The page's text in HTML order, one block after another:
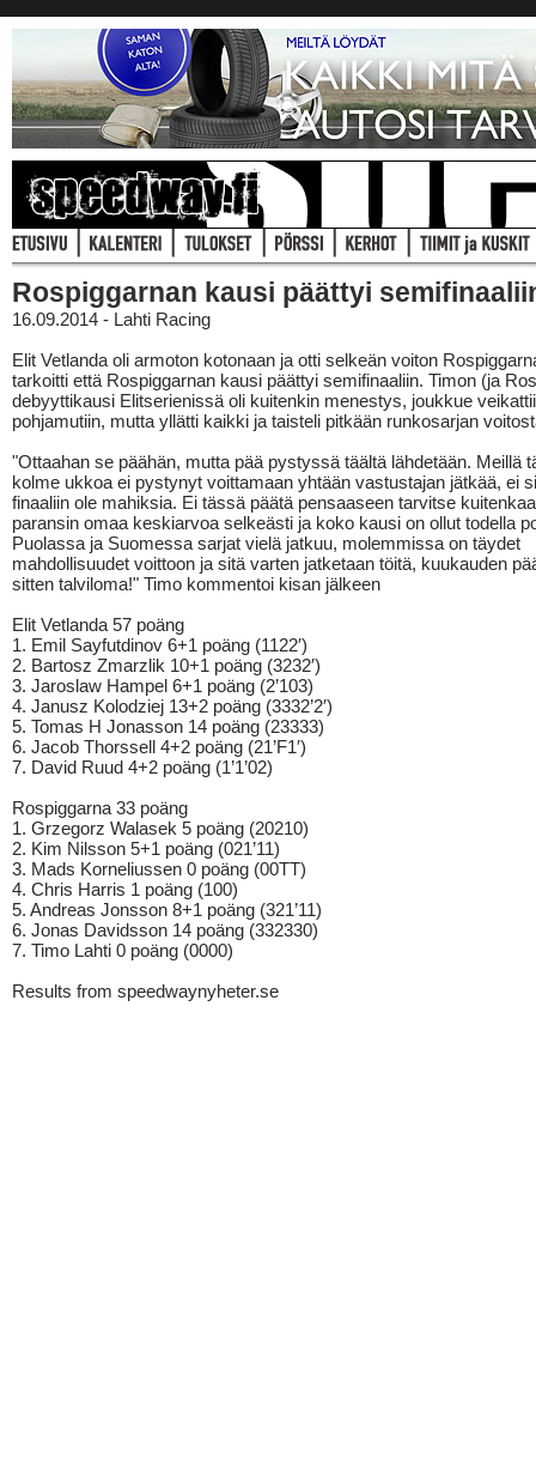
Rospiggarnan kausi päättyi
16.09.2014 - Lahti Racing
Elit Vetlanda oli armoton kotonaan ja otti selkeän voiton
tarkoitti että Rospiggarnan kausi päättyi semifinaaliin. Timon (ja
debyyttikausi Elitserienissä oli kuitenkin menestys, joukkue
pohjamutiin, mutta yllätti kaikki ja taisteli pitkään runkosarjan
"Ottaahan se päähän, mutta pää pystyssä täältä lähdetään. Meillä
kolme ukkoa ei pystynyt voittamaan yhtään vastustajan jätkää, ei
finaaliin ole mahiksia. Ei tässä päätä pensaaseen tarvitse
paransin omaa keskiarvoa selkeästi ja koko kausi on ollut todella
Puolassa ja Suomessa sarjat vielä jatkuu, molemmissa on täydet
mahdollisuudet voittoon ja sitä varten jatketaan töitä, kuukauden
sitten talviloma!" Timo kommentoi kisan jälkeen
Elit Vetlanda 57 poäng
1. Emil Sayfutdinov 6+1 poäng (1122′)
2. Bartosz Zmarzlik 10+1 poäng (3232′)
3. Jaroslaw Hampel 6+1 poäng (2’103)
4. Janusz Kolodziej 13+2 poäng (3332’2′)
5. Tomas H Jonasson 14 poäng (23333)
6. Jacob Thorssell 4+2 poäng (21’F1′)
7. David Ruud 4+2 poäng (1’1’02)
Rospiggarna 33 poäng
1. Grzegorz Walasek 5 poäng (20210)
2. Kim Nilsson 5+1 poäng (021’11)
3. Mads Korneliussen 0 poäng (00TT)
4. Chris Harris 1 poäng (100)
5. Andreas Jonsson 8+1 poäng (321’11)
6. Jonas Davidsson 14 poäng (332330)
7. Timo Lahti 0 poäng (0000)
Results from speedwaynyheter.se